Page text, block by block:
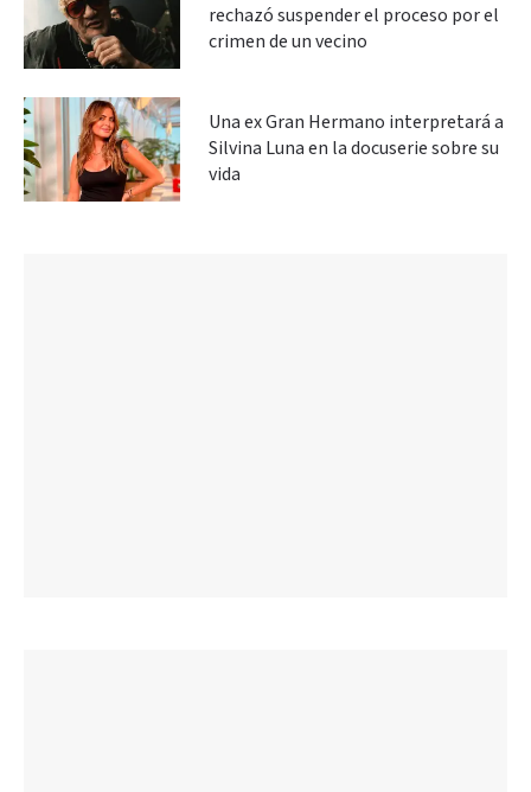
rechazó suspender el proceso por el
crimen de un vecino
Una ex Gran Hermano interpretará a
Silvina Luna en la docuserie sobre su
vida